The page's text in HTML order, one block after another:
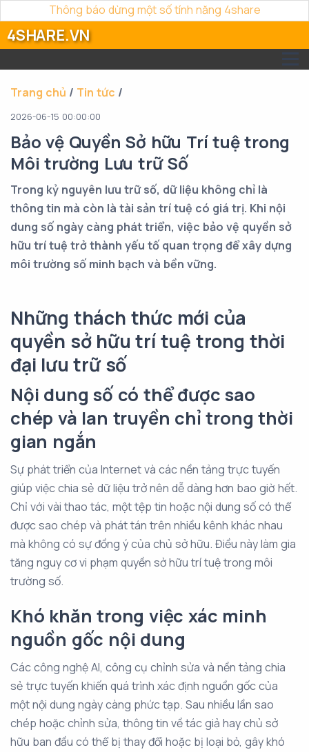
Thông báo dừng một số tính năng 4share
4SHARE.VN
Trang chủ / Tin tức /
2026-06-15 00:00:00
Bảo vệ Quyền Sở hữu Trí tuệ trong
Môi trường Lưu trữ Số
Trong kỷ nguyên lưu trữ số, dữ liệu không chỉ là
thông tin mà còn là tài sản trí tuệ có giá trị. Khi nội
dung số ngày càng phát triển, việc bảo vệ quyền sở
hữu trí tuệ trở thành yếu tố quan trọng để xây dựng
môi trường số minh bạch và bền vững.
Những thách thức mới của
quyền sở hữu trí tuệ trong thời
đại lưu trữ số
Nội dung số có thể được sao
chép và lan truyền chỉ trong thời
gian ngắn
Sự phát triển của Internet và các nền tảng trực tuyến
giúp việc chia sẻ dữ liệu trở nên dễ dàng hơn bao giờ hết.
Chỉ với vài thao tác, một tệp tin hoặc nội dung số có thể
được sao chép và phát tán trên nhiều kênh khác nhau
mà không có sự đồng ý của chủ sở hữu. Điều này làm gia
tăng nguy cơ vi phạm quyền sở hữu trí tuệ trong môi
trường số.
Khó khăn trong việc xác minh
nguồn gốc nội dung
Các công nghệ AI, công cụ chỉnh sửa và nền tảng chia
sẻ trực tuyến khiến quá trình xác định nguồn gốc của
một nội dung ngày càng phức tạp. Sau nhiều lần sao
chép hoặc chỉnh sửa, thông tin về tác giả hay chủ sở
hữu ban đầu có thể bị thay đổi hoặc bị loại bỏ, gây khó